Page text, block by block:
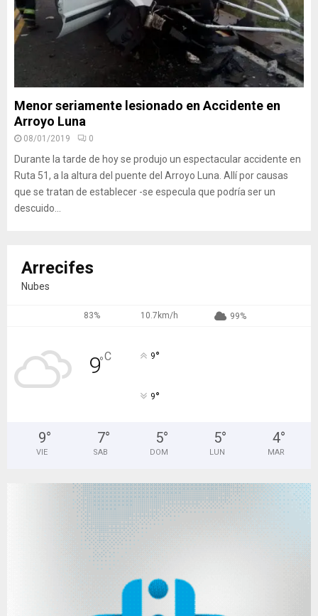
Menor seriamente lesionado en Accidente en
Arroyo Luna
08/01/2019 0
Durante la tarde de hoy se produjo un espectacular accidente en
Ruta 51, a la altura del puente del Arroyo Luna. Allí por causas
que se tratan de establecer -se especula que podría ser un
descuido...
Arrecifes
Nubes
83% 10.7km/h 99%
9°C 9°
9°
9°
VIE
7°
SAB
5°
DOM
5°
LUN
4°
MAR